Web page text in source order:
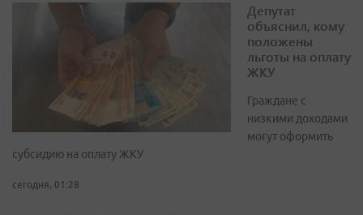
Депутат
объяснил, кому
положены
льготы на оплату
ЖКУ
Граждане с
низкими доходами
могут оформить
субсидию на оплату ЖКУ
сегодня, 01:28